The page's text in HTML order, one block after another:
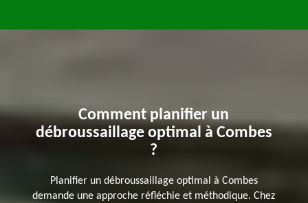
Comment planifier un
débroussaillage optimal à Combes
?
Planifier un débroussaillage optimal à Combes
demande une approche réfléchie et méthodique. Chez